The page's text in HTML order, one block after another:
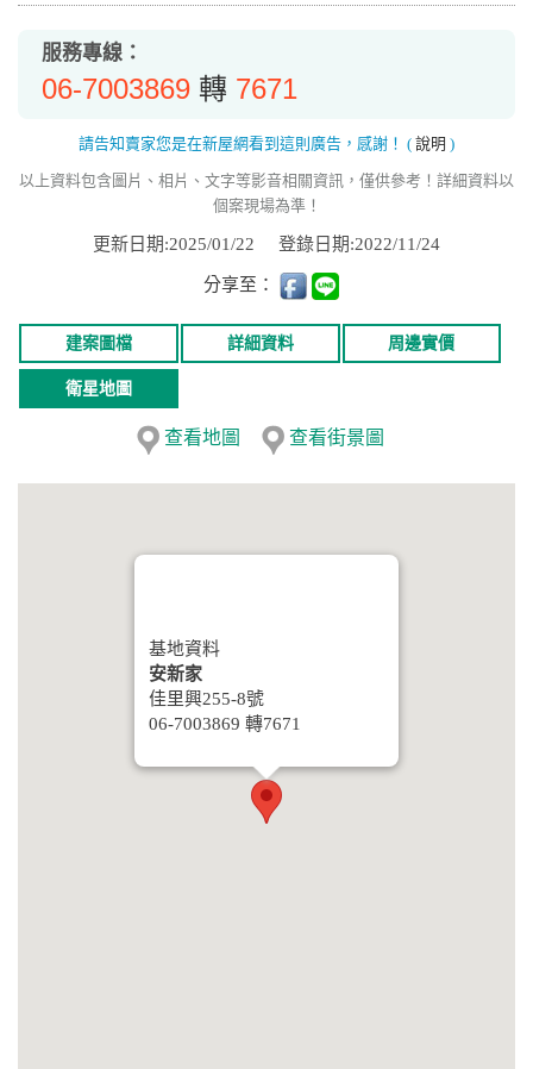
服務專線：
06-7003869 轉 7671
請告知賣家您是在新屋網看到這則廣告，感謝！ ( 說明 )
以上資料包含圖片、相片、文字等影音相關資訊，僅供參考！詳細資料以
個案現場為準！
更新日期:2025/01/22 登錄日期:2022/11/24
分享至：
建案圖檔 詳細資料 周邊實價
衛星地圖
查看地圖 查看街景圖
基地資料
安新家
佳里興255-8號
06-7003869 轉7671